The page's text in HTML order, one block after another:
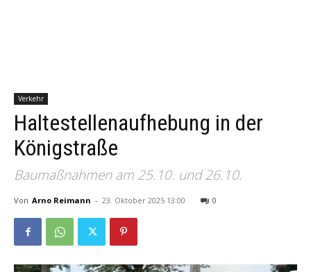
Verkehr
Haltestellenaufhebung in der
Königstraße
Baumaßnahmen am 25.10. und 26.10.
Von Arno Reimann - 23. Oktober 2025 13:00 0